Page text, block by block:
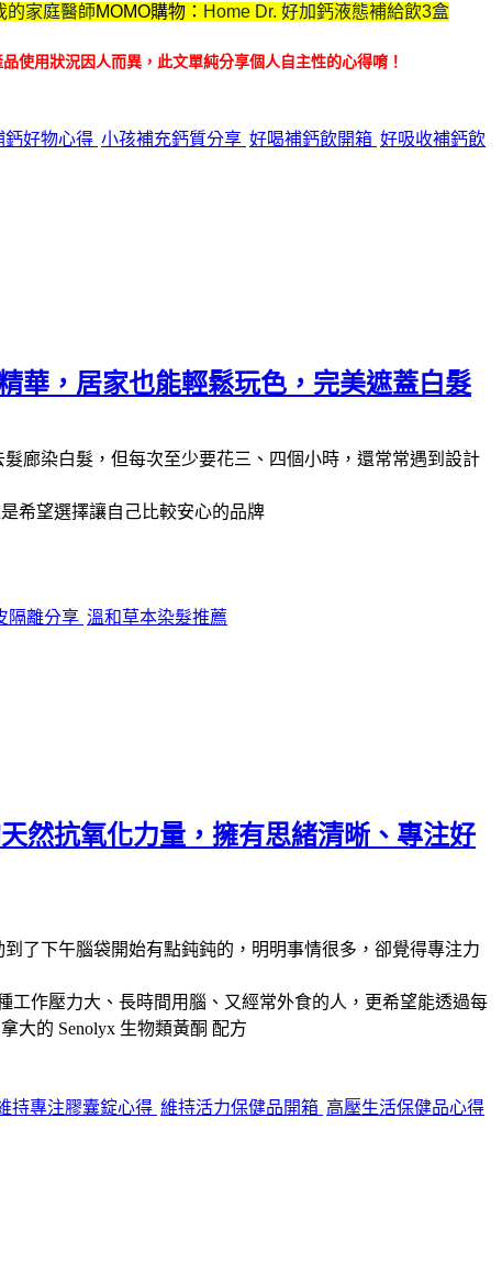
的家庭醫師MOMO購物： Home Dr. 好加鈣液態補給飲3盒
使用狀況因人而異，此文單純分享個人自主性的心得唷！
鈣好物心得 小孩補充鈣質分享 好喝補鈣飲開箱 好吸收補鈣飲
華，居家也能輕鬆玩色，完美遮蓋白髮
廊染白髮，但每次至少要花三、四個小時，還常常遇到設計
希望選擇讓自己比較安心的品牌
隔離分享 溫和草本染髮推薦
然抗氧化力量，擁有思緒清晰、專注好
了下午腦袋開始有點鈍鈍的，明明事情很多，卻覺得專注力
作壓力大、長時間用腦、又經常外食的人，更希望能透過每
大的 Senolyx 生物類黃酮 配方
持專注膠囊錠心得 維持活力保健品開箱 高壓生活保健品心得